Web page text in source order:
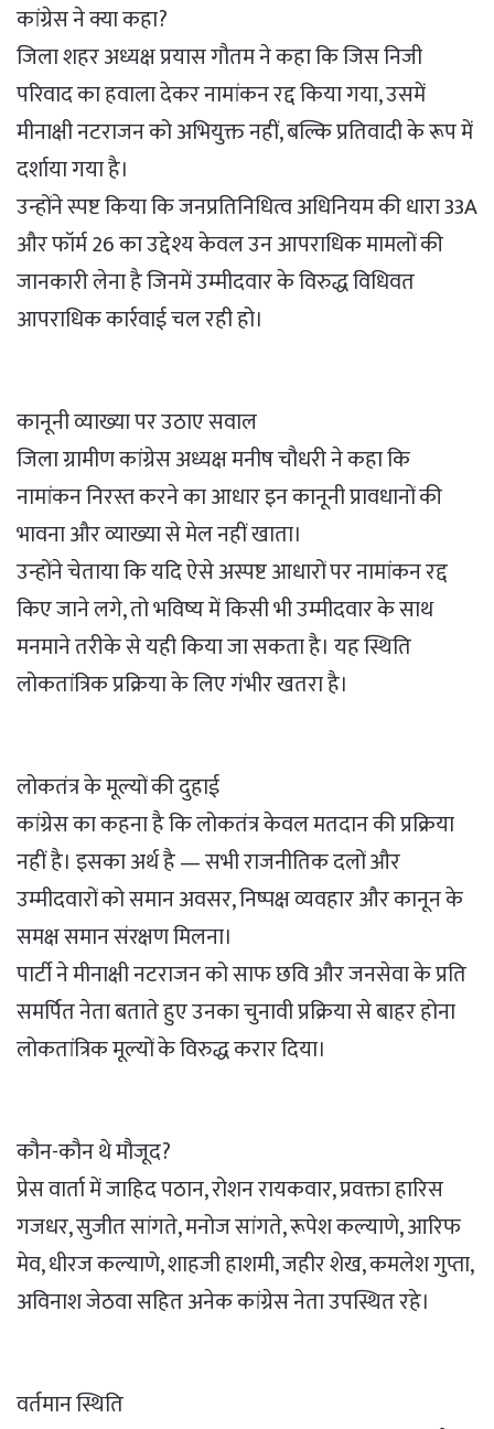
कांग्रेस ने क्या कहा?
जिला शहर अध्यक्ष प्रयास गौतम ने कहा कि जिस निजी
परिवाद का हवाला देकर नामांकन रद्द किया गया, उसमें
मीनाक्षी नटराजन को अभियुक्त नहीं, बल्कि प्रतिवादी के रूप में
दर्शाया गया है।
उन्होंने स्पष्ट किया कि जनप्रतिनिधित्व अधिनियम की धारा 33A
और फॉर्म 26 का उद्देश्य केवल उन आपराधिक मामलों की
जानकारी लेना है जिनमें उम्मीदवार के विरुद्ध विधिवत
आपराधिक कार्रवाई चल रही हो।
कानूनी व्याख्या पर उठाए सवाल
जिला ग्रामीण कांग्रेस अध्यक्ष मनीष चौधरी ने कहा कि
नामांकन निरस्त करने का आधार इन कानूनी प्रावधानों की
भावना और व्याख्या से मेल नहीं खाता।
उन्होंने चेताया कि यदि ऐसे अस्पष्ट आधारों पर नामांकन रद्द
किए जाने लगे, तो भविष्य में किसी भी उम्मीदवार के साथ
मनमाने तरीके से यही किया जा सकता है। यह स्थिति
लोकतांत्रिक प्रक्रिया के लिए गंभीर खतरा है।
लोकतंत्र के मूल्यों की दुहाई
कांग्रेस का कहना है कि लोकतंत्र केवल मतदान की प्रक्रिया
नहीं है। इसका अर्थ है — सभी राजनीतिक दलों और
उम्मीदवारों को समान अवसर, निष्पक्ष व्यवहार और कानून के
समक्ष समान संरक्षण मिलना।
पार्टी ने मीनाक्षी नटराजन को साफ छवि और जनसेवा के प्रति
समर्पित नेता बताते हुए उनका चुनावी प्रक्रिया से बाहर होना
लोकतांत्रिक मूल्यों के विरुद्ध करार दिया।
कौन-कौन थे मौजूद?
प्रेस वार्ता में जाहिद पठान, रोशन रायकवार, प्रवक्ता हारिस
गजधर, सुजीत सांगते, मनोज सांगते, रूपेश कल्याणे, आरिफ
मेव, धीरज कल्याणे, शाहजी हाशमी, जहीर शेख, कमलेश गुप्ता,
अविनाश जेठवा सहित अनेक कांग्रेस नेता उपस्थित रहे।
वर्तमान स्थिति